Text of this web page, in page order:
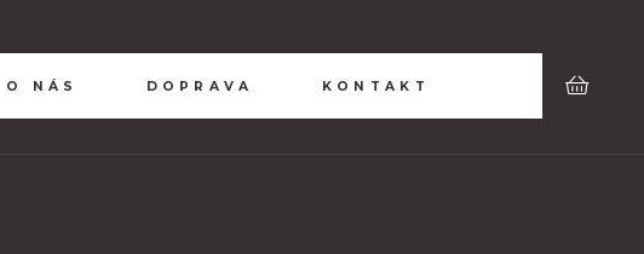
O NÁS DOPRAVA KONTAKT